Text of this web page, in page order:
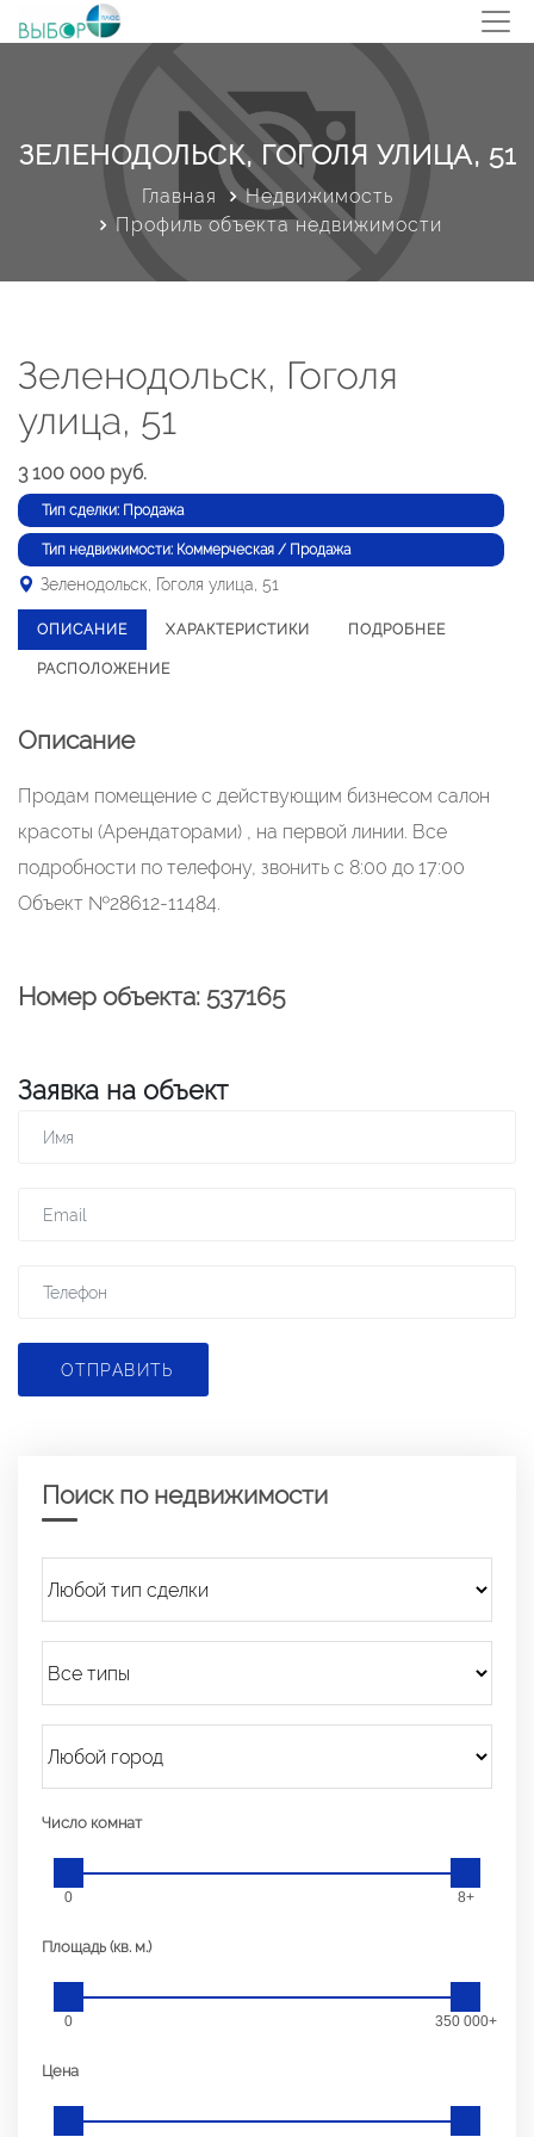
ЗЕЛЕНОДОЛЬСК, ГОГОЛЯ УЛИЦА, 51
Главная
Недвижимость
Профиль объекта недвижимости
Зеленодольск, Гоголя
улица, 51
3 100 000 руб.
Тип сделки: Продажа
Тип недвижимости: Коммерческая / Продажа
Зеленодольск, Гоголя улица, 51
ОПИСАНИЕ ХАРАКТЕРИСТИКИ ПОДРОБНЕЕ
РАСПОЛОЖЕНИЕ
Описание
Продам помещение с действующим бизнесом салон
красоты (Арендаторами) , на первой линии. Все
подробности по телефону, звонить с 8:00 до 17:00
Объект №28612-11484.
Номер объекта: 537165
Заявка на объект
ОТПРАВИТЬ
Поиск по недвижимости
Число комнат
0 8+
Площадь (кв. м.)
0 350 000+
Цена